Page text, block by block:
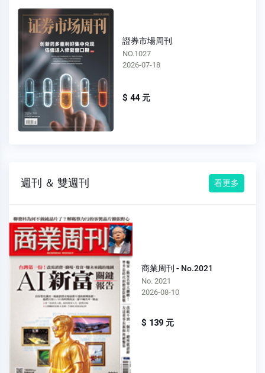
證券市場周刊
NO.1026
2026-07-11
$ 44 元
週刊 ＆ 雙週刊 看更多
商業周刊 - No.2021
No. 2021
2026-08-10
$ 139 元